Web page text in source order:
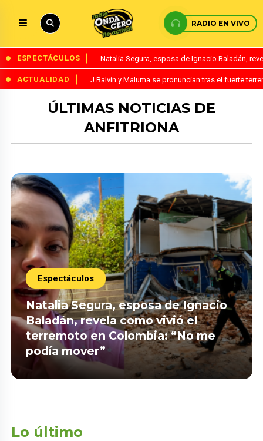
RADIO EN VIVO
ESPECTÁCULOS Natalia Segura, esposa de Ignacio Baladán,
ACTUALIDAD J Balvin y Maluma se pronuncian tras el fuerte
ÚLTIMAS NOTICIAS DE
ANFITRIONA
Espectáculos
Natalia Segura, esposa de Ignacio
Baladán, revela como vivió el
terremoto en Colombia: “No me
podía mover”
Lo último